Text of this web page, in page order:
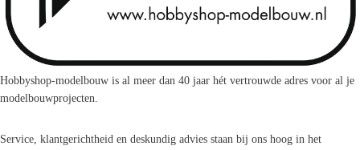
Hobbyshop-modelbouw is al meer dan 40 jaar hét vertrouwde adres voor al je
modelbouwprojecten.
Service, klantgerichtheid en deskundig advies staan bij ons hoog in het